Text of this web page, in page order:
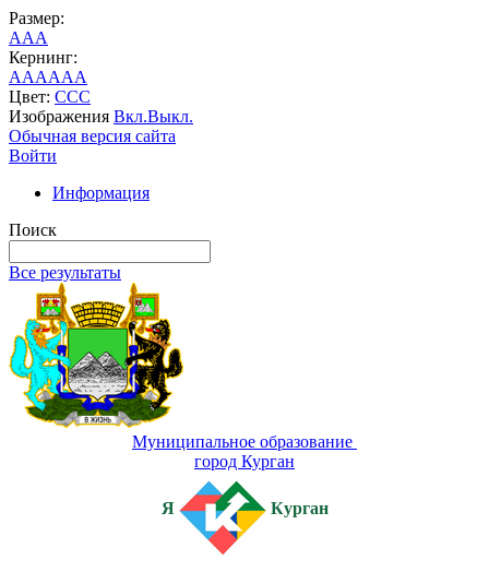
Размер:
AAA
Кернинг:
AAAAAA
Цвет: CCC
Изображения Вкл.Выкл.
Обычная версия сайта
Войти
Информация
Поиск
Все результаты
Муниципальное образование
город Курган
Я Курган